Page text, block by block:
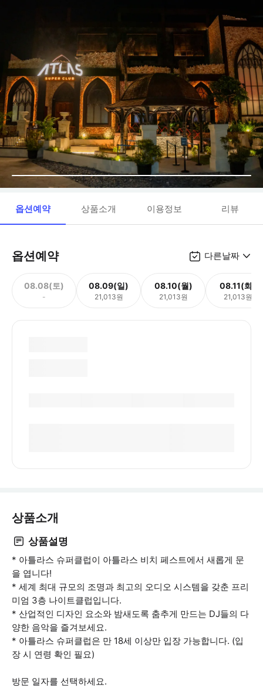
옵션예약 상품소개 이용정보 리뷰
옵션예약 다른날짜
08.08(토)
-
08.09(일)
21,013원
08.10(월)
21,013원
08.11(화)
21,013원
상품소개
상품설명
* 아틀라스 슈퍼클럽이 아틀라스 비치 페스트에서 새롭게 문
을 엽니다!
* 세계 최대 규모의 조명과 최고의 오디오 시스템을 갖춘 프리
미엄 3층 나이트클럽입니다.
* 산업적인 디자인 요소와 밤새도록 춤추게 만드는 DJ들의 다
양한 음악을 즐겨보세요.
* 아틀라스 슈퍼클럽은 만 18세 이상만 입장 가능합니다. (입
장 시 연령 확인 필요)
방문 일자를 선택하세요.